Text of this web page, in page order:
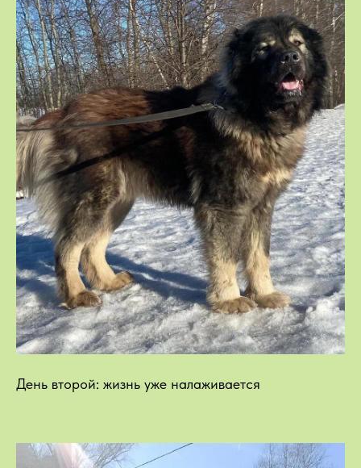
День второй: жизнь уже налаживается